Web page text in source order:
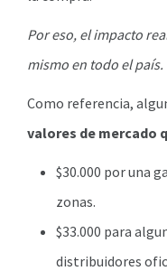
Por eso, el impacto
mismo en todo el país.
Como referencia,
valores de mercado
$30.000 por una
zonas.
$33.000 para
distribuidores